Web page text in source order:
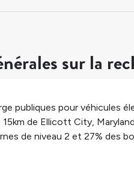
sur la
publiques pour véhicules
de Ellicott City, Maryland
de niveau 2 et 27% des